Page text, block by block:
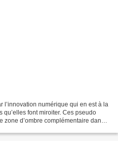
l’innovation numérique qui en est à la
font miroiter. Ces pseudo
d’ombre complémentaire dans